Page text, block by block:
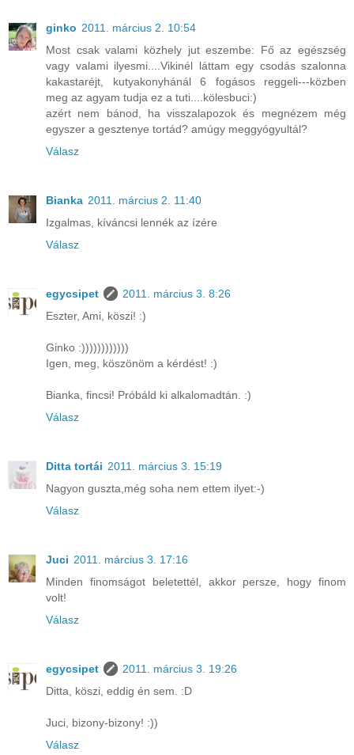
ginko 2011. március 2. 10:54
Most csak valami közhely jut eszembe: Fő az egészség
vagy valami ilyesmi....Vikinél láttam egy csodás szalonna
kakastaréjt, kutyakonyhánál 6 fogásos reggeli---közben
meg az agyam tudja ez a tuti....kölesbuci:)
azért nem bánod, ha visszalapozok és megnézem még
egyszer a gesztenye tortád? amúgy meggyógyultál?
Válasz
Bianka 2011. március 2. 11:40
Izgalmas, kíváncsi lennék az ízére
Válasz
egycsipet
2011. március 3. 8:26
Eszter, Ami, köszi! :)
Ginko :))))))))))))
Igen, meg, köszönöm a kérdést! :)
Bianka, fincsi! Próbáld ki alkalomadtán. :)
Válasz
Ditta tortái 2011. március 3. 15:19
Nagyon guszta,még soha nem ettem ilyet:-)
Válasz
Juci 2011. március 3. 17:16
Minden finomságot beletettél, akkor persze, hogy finom
volt!
Válasz
egycsipet
2011. március 3. 19:26
Ditta, köszi, eddig én sem. :D
Juci, bizony-bizony! :))
Válasz